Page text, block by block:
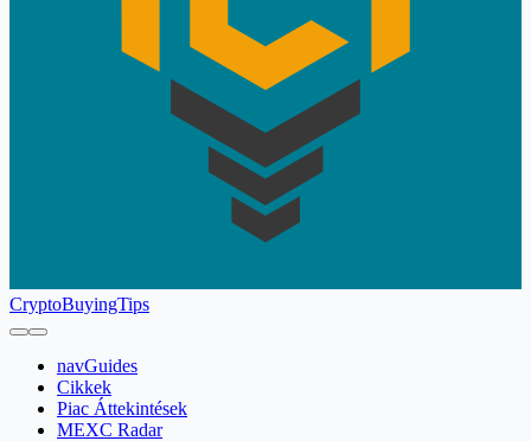
CryptoBuyingTips
navGuides
Cikkek
Piac Áttekintések
MEXC Radar